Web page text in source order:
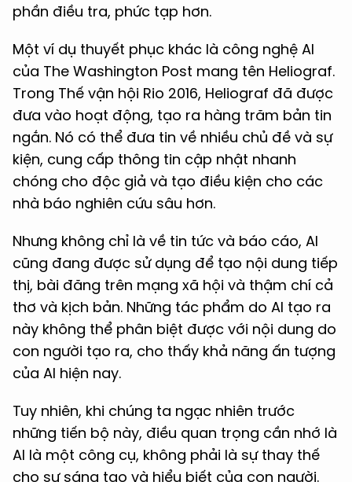
phần điều tra, phức tạp hơn.
Một ví dụ thuyết phục khác là công nghệ AI
của The Washington Post mang tên Heliograf.
Trong Thế vận hội Rio 2016, Heliograf đã được
đưa vào hoạt động, tạo ra hàng trăm bản tin
ngắn. Nó có thể đưa tin về nhiều chủ đề và sự
kiện, cung cấp thông tin cập nhật nhanh
chóng cho độc giả và tạo điều kiện cho các
nhà báo nghiên cứu sâu hơn.
Nhưng không chỉ là về tin tức và báo cáo, AI
cũng đang được sử dụng để tạo nội dung tiếp
thị, bài đăng trên mạng xã hội và thậm chí cả
thơ và kịch bản. Những tác phẩm do AI tạo ra
này không thể phân biệt được với nội dung do
con người tạo ra, cho thấy khả năng ấn tượng
của AI hiện nay.
Tuy nhiên, khi chúng ta ngạc nhiên trước
những tiến bộ này, điều quan trọng cần nhớ là
AI là một công cụ, không phải là sự thay thế
cho sự sáng tạo và hiểu biết của con người.